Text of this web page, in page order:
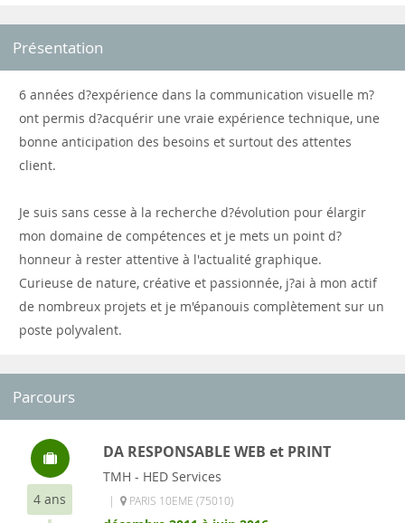
Présentation
6 années d?expérience dans la communication visuelle m?
ont permis d?acquérir une vraie expérience technique, une
bonne anticipation des besoins et surtout des attentes
client.
Je suis sans cesse à la recherche d?évolution pour élargir
mon domaine de compétences et je mets un point d?
honneur à rester attentive à l'actualité graphique.
Curieuse de nature, créative et passionnée, j?ai à mon actif
de nombreux projets et je m'épanouis complètement sur un
poste polyvalent.
Parcours
4 ans
DA RESPONSABLE WEB et PRINT
TMH - HED Services
| PARIS 10EME (75010)